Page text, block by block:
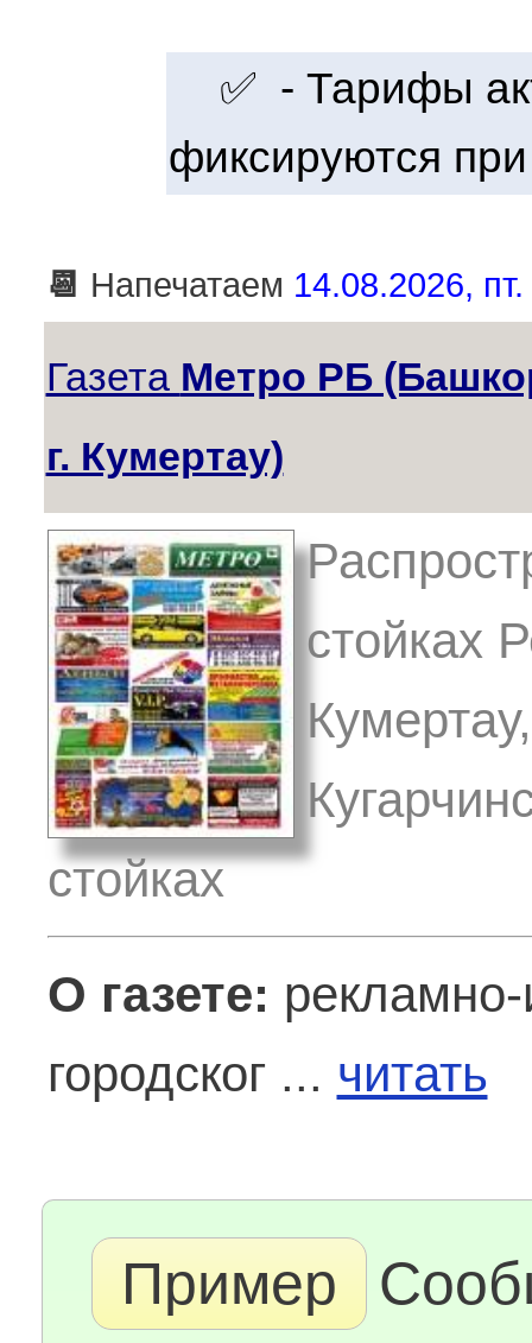
✅ - Тарифы
фиксируются
📆 Напечатаем 14.08.2026, пт.
Газета Метро РБ
г. Кумертау)
стойках
стойках
О газете:
городског ... читать
Пример